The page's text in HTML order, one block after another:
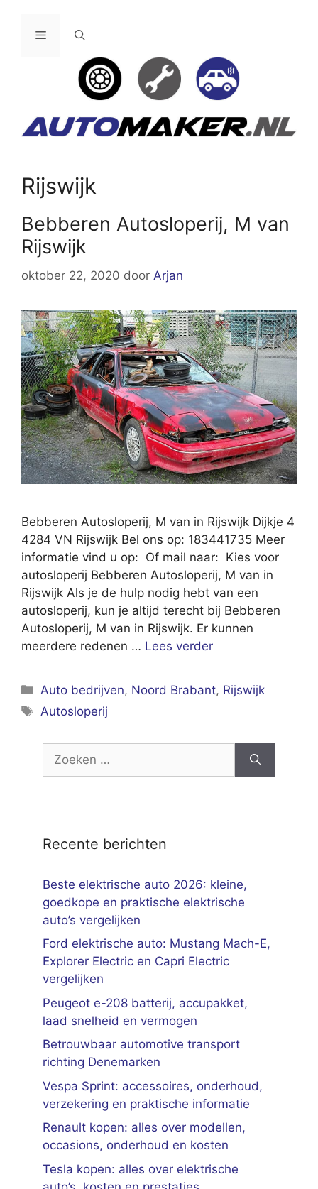
Menu
Rijswijk
Bebberen Autosloperij, M van
Rijswijk
oktober 22, 2020 door Arjan
Bebberen Autosloperij, M van in Rijswijk Dijkje 4
4284 VN Rijswijk Bel ons op: 183441735 Meer
informatie vind u op: Of mail naar: Kies voor
autosloperij Bebberen Autosloperij, M van in
Rijswijk Als je de hulp nodig hebt van een
autosloperij, kun je altijd terecht bij Bebberen
Autosloperij, M van in Rijswijk. Er kunnen
meerdere redenen … Lees verder
Categorieën
Auto bedrijven, Noord Brabant, Rijswijk
Tags
Autosloperij
naar:
Recente berichten
Beste elektrische auto 2026: kleine,
goedkope en praktische elektrische
auto’s vergelijken
Ford elektrische auto: Mustang Mach-E,
Explorer Electric en Capri Electric
vergelijken
Peugeot e-208 batterij, accupakket,
laad snelheid en vermogen
Betrouwbaar automotive transport
richting Denemarken
Vespa Sprint: accessoires, onderhoud,
verzekering en praktische informatie
Renault kopen: alles over modellen,
occasions, onderhoud en kosten
Tesla kopen: alles over elektrische